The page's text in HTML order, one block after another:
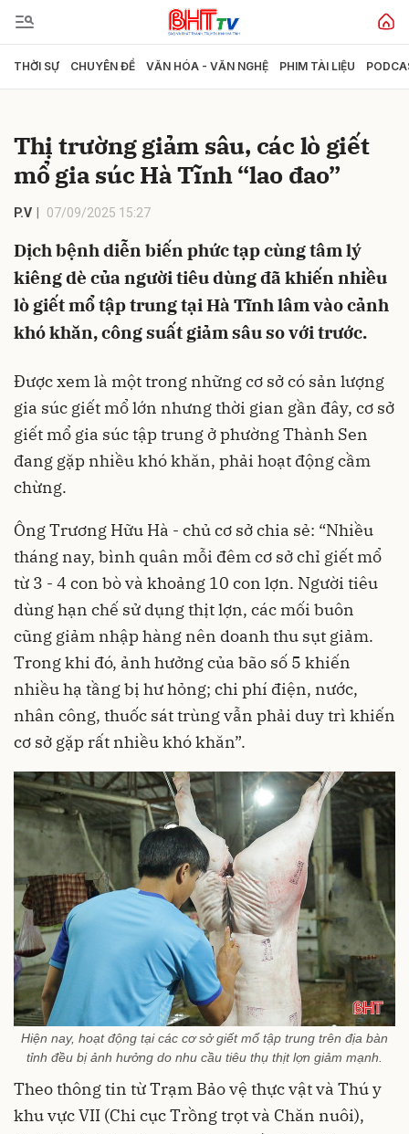
THỜI SỰ CHUYÊN ĐỀ VĂN HÓA - VĂN NGHỆ PHIM TÀI LIỆU
Thị trường giảm sâu, các lò giết
mổ gia súc Hà Tĩnh “lao đao”
P.V 07/09/2025 15:27
Dịch bệnh diễn biến phức tạp cùng tâm lý
kiêng dè của người tiêu dùng đã khiến nhiều
lò giết mổ tập trung tại Hà Tĩnh lâm vào cảnh
khó khăn, công suất giảm sâu so với trước.
Được xem là một trong những cơ sở có sản lượng
gia súc giết mổ lớn nhưng thời gian gần đây, cơ sở
giết mổ gia súc tập trung ở phường Thành Sen
đang gặp nhiều khó khăn, phải hoạt động cầm
chừng.
Ông Trương Hữu Hà - chủ cơ sở chia sẻ: “Nhiều
tháng nay, bình quân mỗi đêm cơ sở chỉ giết mổ
từ 3 - 4 con bò và khoảng 10 con lợn. Người tiêu
dùng hạn chế sử dụng thịt lợn, các mối buôn
cũng giảm nhập hàng nên doanh thu sụt giảm.
Trong khi đó, ảnh hưởng của bão số 5 khiến
nhiều hạ tầng bị hư hỏng; chi phí điện, nước,
nhân công, thuốc sát trùng vẫn phải duy trì khiến
cơ sở gặp rất nhiều khó khăn”.
Hiện nay, hoạt động tại các cơ sở giết mổ tập trung trên địa bàn
tỉnh đều bị ảnh hưởng do nhu cầu tiêu thụ thịt lợn giảm mạnh.
Theo thông tin từ Trạm Bảo vệ thực vật và Thú y
khu vực VII (Chi cục Trồng trọt và Chăn nuôi),
Gửi bình luận
Hủy Gửi